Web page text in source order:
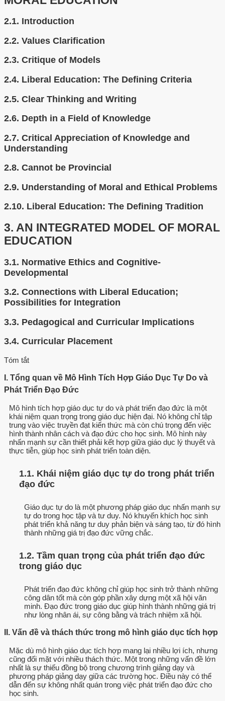
2.1. Introduction
2.2. Values Clarification
2.3. Critique of Models
2.4. Liberal Education: The Defining Criteria
2.5. Clear Thinking and Writing
2.6. Depth in a Field of Knowledge
2.7. Critical Appreciation of Knowledge and
Understanding
2.8. Cannot be Provincial
2.9. Understanding of Moral and Ethical Problems
2.10. Liberal Education: The Defining Tradition
3. AN INTEGRATED MODEL OF MORAL
EDUCATION
3.1. Normative Ethics and Cognitive-
Developmental
3.2. Connections with Liberal Education;
Possibilities for Integration
3.3. Pedagogical and Curricular Implications
3.4. Curricular Placement
Tóm tắt
I. Tổng quan về Mô Hình Tích Hợp Giáo Dục Tự Do và
Phát Triển Đạo Đức
Mô hình tích hợp giáo dục tự do và phát triển đạo đức là một
khái niệm quan trọng trong giáo dục hiện đại. Nó không chỉ tập
trung vào việc truyền đạt kiến thức mà còn chú trọng đến việc
hình thành nhân cách và đạo đức cho học sinh. Mô hình này
nhấn mạnh sự cần thiết phải kết hợp giữa giáo dục lý thuyết và
thực tiễn, giúp học sinh phát triển toàn diện.
1.1. Khái niệm giáo dục tự do trong phát triển
đạo đức
Giáo dục tự do là một phương pháp giáo dục nhấn mạnh sự
tự do trong học tập và tư duy. Nó khuyến khích học sinh
phát triển khả năng tư duy phản biện và sáng tạo, từ đó hình
thành những giá trị đạo đức vững chắc.
1.2. Tầm quan trọng của phát triển đạo đức
trong giáo dục
Phát triển đạo đức không chỉ giúp học sinh trở thành những
công dân tốt mà còn góp phần xây dựng một xã hội văn
minh. Đạo đức trong giáo dục giúp hình thành những giá trị
như lòng nhân ái, sự công bằng và trách nhiệm xã hội.
II. Vấn đề và thách thức trong mô hình giáo dục tích hợp
Mặc dù mô hình giáo dục tích hợp mang lại nhiều lợi ích, nhưng
cũng đối mặt với nhiều thách thức. Một trong những vấn đề lớn
nhất là sự thiếu đồng bộ trong chương trình giảng dạy và
phương pháp giảng dạy giữa các trường học. Điều này có thể
dẫn đến sự không nhất quán trong việc phát triển đạo đức cho
học sinh.